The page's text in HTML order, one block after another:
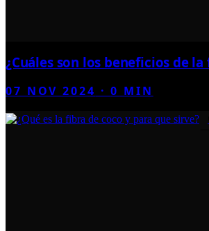
¿Cuáles son los beneficios de
07 NOV 2024 ·0 MIN